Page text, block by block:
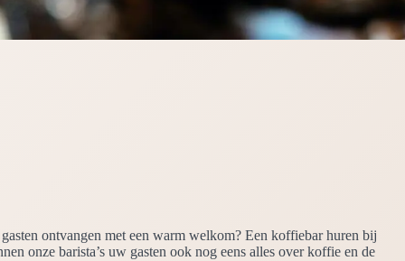
ontvangen met een warm welkom? Een koffiebar huren bij
onze barista’s uw gasten ook nog eens alles over koffie en de